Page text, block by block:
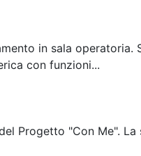
in sala operatoria.
con funzioni...
Progetto "Con Me".